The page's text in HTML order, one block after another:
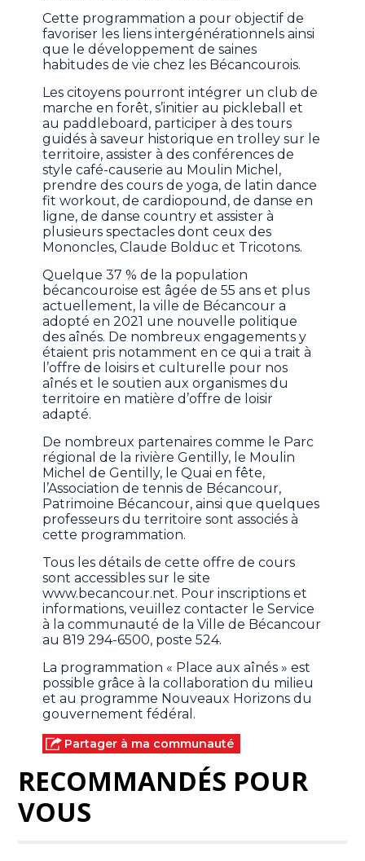
Cette programmation a pour objectif de
favoriser les liens intergénérationnels ainsi
que le développement de saines
habitudes de vie chez les Bécancourois.
Les citoyens pourront intégrer un club de
marche en forêt, s’initier au pickleball et
au paddleboard, participer à des tours
guidés à saveur historique en trolley sur le
territoire, assister à des conférences de
style café-causerie au Moulin Michel,
prendre des cours de yoga, de latin dance
fit workout, de cardiopound, de danse en
ligne, de danse country et assister à
plusieurs spectacles dont ceux des
Mononcles, Claude Bolduc et Tricotons.
Quelque 37 % de la population
bécancouroise est âgée de 55 ans et plus
actuellement, la ville de Bécancour a
adopté en 2021 une nouvelle politique
des aînés. De nombreux engagements y
étaient pris notamment en ce qui a trait à
l’offre de loisirs et culturelle pour nos
aînés et le soutien aux organismes du
territoire en matière d’offre de loisir
adapté.
De nombreux partenaires comme le Parc
régional de la rivière Gentilly, le Moulin
Michel de Gentilly, le Quai en fête,
l’Association de tennis de Bécancour,
Patrimoine Bécancour, ainsi que quelques
professeurs du territoire sont associés à
cette programmation.
Tous les détails de cette offre de cours
sont accessibles sur le site
www.becancour.net. Pour inscriptions et
informations, veuillez contacter le Service
à la communauté de la Ville de Bécancour
au 819 294-6500, poste 524.
La programmation « Place aux aînés » est
possible grâce à la collaboration du milieu
et au programme Nouveaux Horizons du
gouvernement fédéral.
Partager à ma communauté
RECOMMANDÉS POUR
VOUS